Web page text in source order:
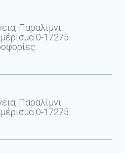
Παραλίμνι
0-17275
Παραλίμνι
0-17275